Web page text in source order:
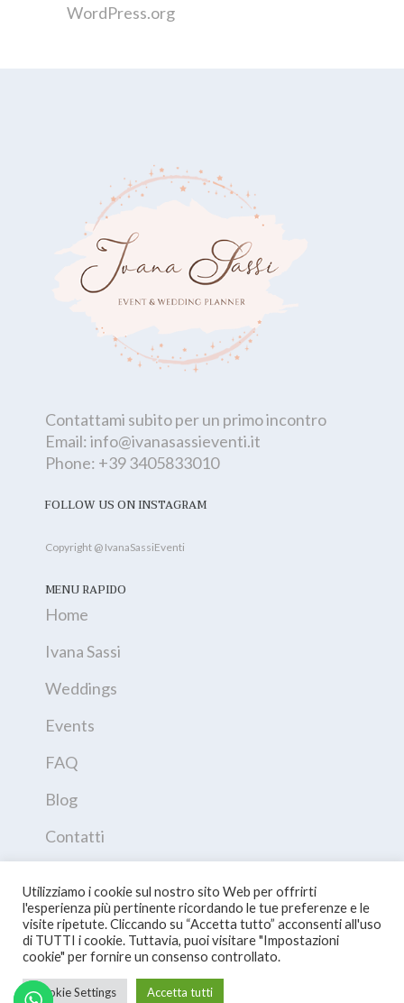
WordPress.org
Contattami subito per un primo incontro
Email: info@ivanasassieventi.it
Phone: +39 3405833010‬
FOLLOW US ON INSTAGRAM
Copyright @ IvanaSassiEventi
MENU RAPIDO
Home
Ivana Sassi
Weddings
Events
FAQ
Blog
Contatti
Utilizziamo i cookie sul nostro sito Web per offrirti
l'esperienza più pertinente ricordando le tue preferenze e le
visite ripetute. Cliccando su “Accetta tutto” acconsenti all'uso
di TUTTI i cookie. Tuttavia, puoi visitare "Impostazioni
cookie" per fornire un consenso controllato.
Cookie Settings Accetta tutti